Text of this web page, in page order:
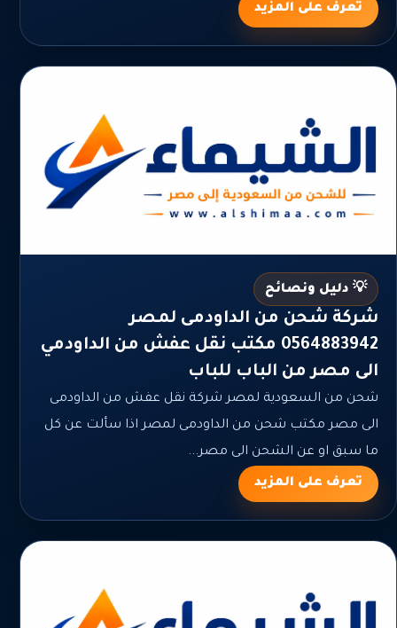
تعرف على المزيد
💡 دليل ونصائح
شركة شحن من الداودمى لمصر
0564883942 مكتب نقل عفش من الداودمي
الى مصر من الباب للباب
شحن من السعودية لمصر شركة نقل عفش من الداودمى
الى مصر مكتب شحن من الداودمى لمصر اذا سألت عن كل
ما سبق او عن الشحن الى مصر...
تعرف على المزيد